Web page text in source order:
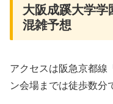
大阪成蹊大学学
混雑予想
アクセスは阪急京都線
ン会場までは徒歩数分